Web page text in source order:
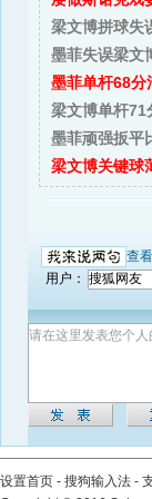
梁文博拼球失
墨菲失误梁文
墨菲单杆68分
梁文博单杆71
墨菲顽强扳平
梁文博关键球
查
用户：
设置首页 - 搜狗输入法 -